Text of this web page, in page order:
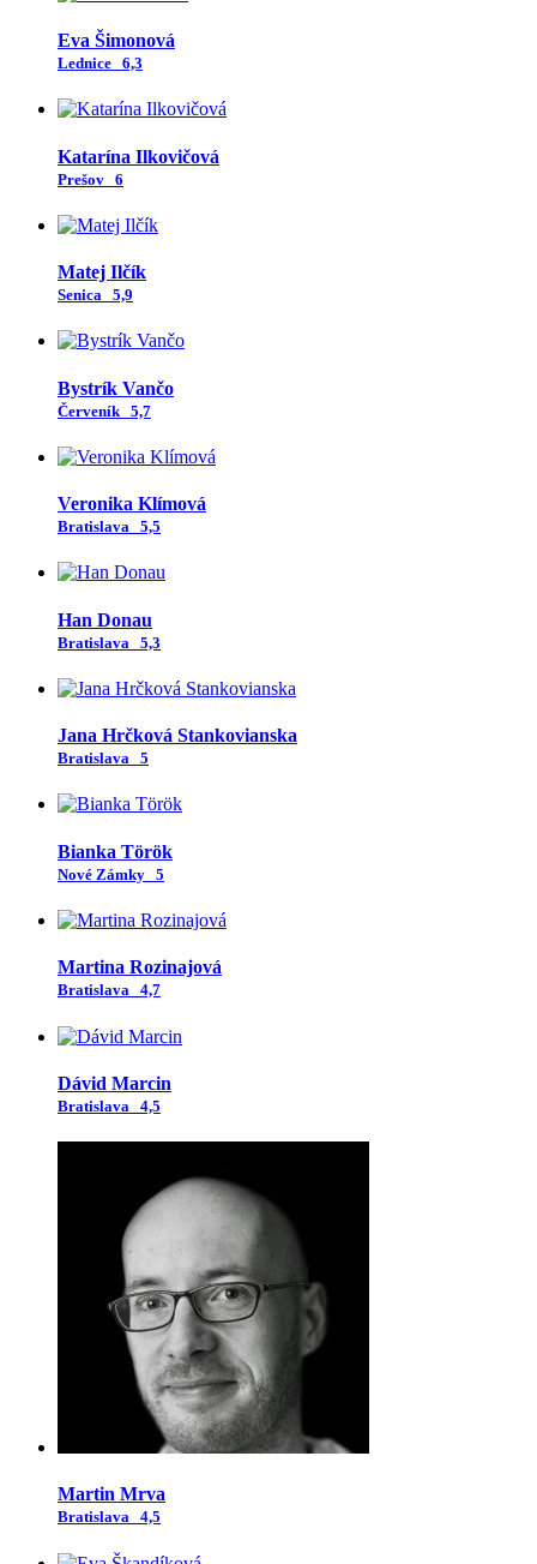
Eva Šimonová
Lednice 6,3
Katarína Ilkovičová
Prešov 6
Matej Ilčík
Senica 5,9
Bystrík Vančo
Červeník 5,7
Veronika Klímová
Bratislava 5,5
Han Donau
Bratislava 5,3
Jana Hrčková Stankovianska
Bratislava 5
Bianka Török
Nové Zámky 5
Martina Rozinajová
Bratislava 4,7
Dávid Marcin
Bratislava 4,5
Martin Mrva
Bratislava 4,5